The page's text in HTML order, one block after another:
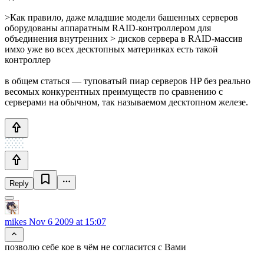
>Как правило, даже младшие модели башенных серверов
оборудованы аппаратным RAID-контроллером для
объединения внутренних > дисков сервера в RAID-массив
имхо уже во всех десктопных материнках есть такой
контроллер
в общем статься — туповатый пиар серверов HP без реально
весомых конкурентных преимуществ по сравнению с
серверами на обычном, так называемом десктопном железе.
Reply
mikes Nov 6 2009 at 15:07
позволю себе кое в чём не согласится с Вами